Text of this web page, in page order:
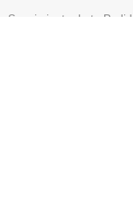
Seguimiento de tu Pedido